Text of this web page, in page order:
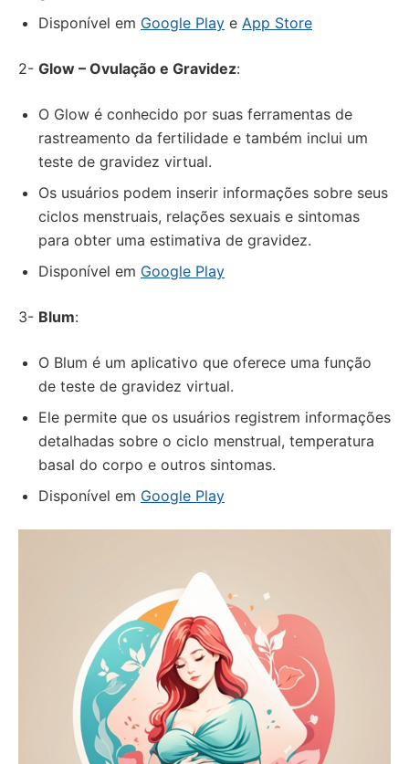
Disponível em Google Play e App Store
2- Glow – Ovulação e Gravidez:
O Glow é conhecido por suas ferramentas de
rastreamento da fertilidade e também inclui um
teste de gravidez virtual.
Os usuários podem inserir informações sobre seus
ciclos menstruais, relações sexuais e sintomas
para obter uma estimativa de gravidez.
Disponível em Google Play
3- Blum:
O Blum é um aplicativo que oferece uma função
de teste de gravidez virtual.
Ele permite que os usuários registrem informações
detalhadas sobre o ciclo menstrual, temperatura
basal do corpo e outros sintomas.
Disponível em Google Play